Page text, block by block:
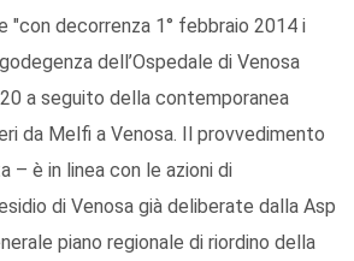
"con decorrenza 1° febbraio 2014 i
dell’Ospedale di Venosa
a seguito della contemporanea
da Melfi a Venosa. Il provvedimento
– è in linea con le azioni di
di Venosa già deliberate dalla Asp
piano regionale di riordino della